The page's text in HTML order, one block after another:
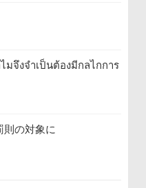
มจึงจำเป็นต้องมีกลไกการ
則の対象に